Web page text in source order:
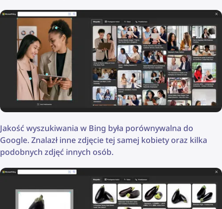
Jakość wyszukiwania w Bing była porównywalna do
Google. Znalazł inne zdjęcie tej samej kobiety oraz kilka
podobnych zdjęć innych osób.